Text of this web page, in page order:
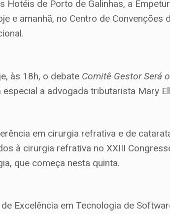
Hotéis de Porto de Galinhas, a
e amanhã, no Centro de Convenções
às 18h, o debate Comitê Gestor Será
a advogada tributarista Mary
em cirurgia refrativa e de
à cirurgia refrativa no XXIII
que começa nesta quinta.
Excelência em Tecnologia de